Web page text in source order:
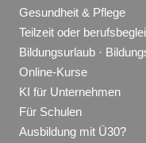
Gesundheit & Pflege
Teilzeit oder
Bildungsurlaub ·
Online-Kurse
KI für Unternehmen
Für Schulen
Ausbildung mit Ü30?